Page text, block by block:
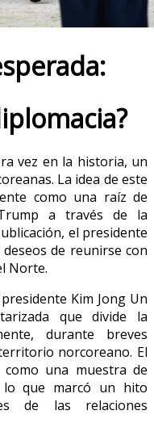
vez en la historia, un
La idea de este
como una raíz de
a través de la
el presidente
de reunirse con
Norte.
Kim Jong Un
que divide la
durante breves
norcoreano. El
una muestra de
lo que marcó un hito
de las relaciones